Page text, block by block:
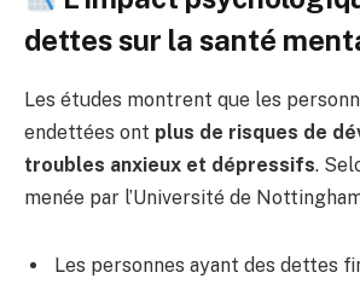
dettes sur la santé
Les études montrent que les
endettées ont plus de risques de
troubles anxieux et dépressifs.
menée par l’Université de
Les personnes ayant des dettes